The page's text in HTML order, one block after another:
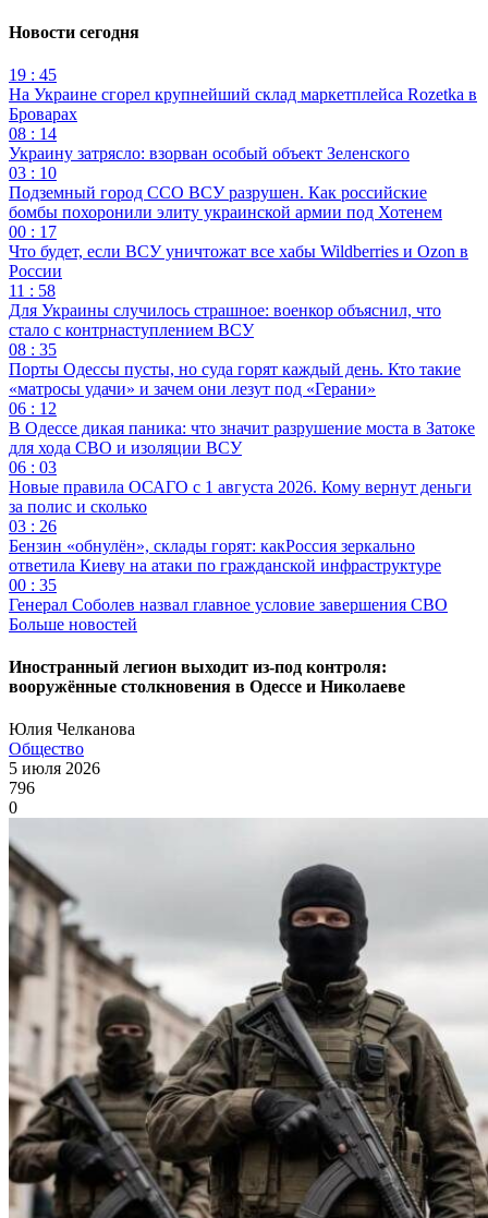
Новости сегодня
19 : 45
На Украине сгорел крупнейший склад маркетплейса Rozetka в
Броварах
08 : 14
Украину затрясло: взорван особый объект Зеленского
03 : 10
Подземный город ССО ВСУ разрушен. Как российские
бомбы похоронили элиту украинской армии под Хотенем
00 : 17
Что будет, если ВСУ уничтожат все хабы Wildberries и Ozon в
России
11 : 58
Для Украины случилось страшное: военкор объяснил, что
стало с контрнаступлением ВСУ
08 : 35
Порты Одессы пусты, но суда горят каждый день. Кто такие
«матросы удачи» и зачем они лезут под «Герани»
06 : 12
В Одессе дикая паника: что значит разрушение моста в Затоке
для хода СВО и изоляции ВСУ
06 : 03
Новые правила ОСАГО с 1 августа 2026. Кому вернут деньги
за полис и сколько
03 : 26
Бензин «обнулён», склады горят: какРоссия зеркально
ответила Киеву на атаки по гражданской инфраструктуре
00 : 35
Генерал Соболев назвал главное условие завершения СВО
Больше новостей
Иностранный легион выходит из-под контроля:
вооружённые столкновения в Одессе и Николаеве
Юлия Челканова
Общество
5 июля 2026
796
0